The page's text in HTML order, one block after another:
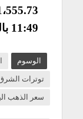
11:49 بالتوقيت الشرقي.
الوسوم
توترات
سعر الذهب